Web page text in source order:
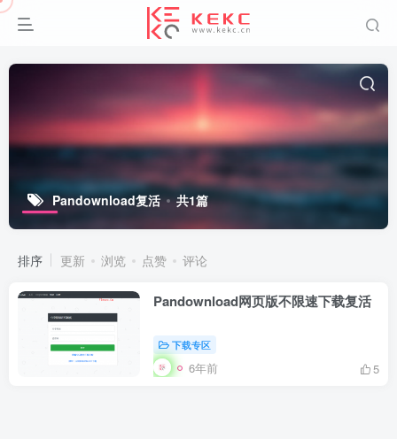
Pandownload复活 共1篇
排序 更新 浏览 点赞 评论
Pandownload网页版不限速下载复活
下载专区
6年前 5